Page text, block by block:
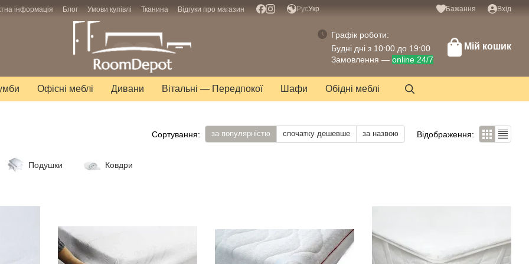
інформація Блог Умови купівлі Тканина Відгуки про магазин РусУкр Бажання Вхід
Графік роботи:
Будні дні з 10:00 до 19:00
Замовлення — online 24/7
Мій кошик
Офісні меблі Дивани Вітальні — Передпокої Шафи Обідні меблі
Сортування: за популярністю спочатку дешевше за назвою Відображення:
Подушки Ковдри